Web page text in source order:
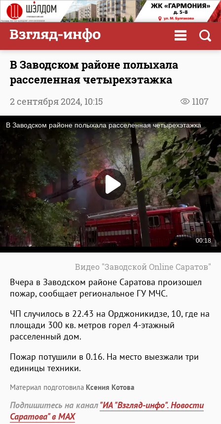
В Заводском районе полыхала
расселенная четырехэтажка
1107
2 сентября 2024, 10:15
Видео "Заводской Online Саратов"
Вчера в Заводском районе Саратова произошел
пожар, сообщает региональное ГУ МЧС.
ЧП случилось в 22.43 на Орджоникидзе, 10, где на
площади 300 кв. метров горел 4-этажный
расселенный дом.
Пожар потушили в 0.16. На место выезжали три
единицы техники.
Материал подготовила Ксения Котова
Подпишитесь на канал"ИА "Взгляд-инфо". Новости
Саратова" в MAX